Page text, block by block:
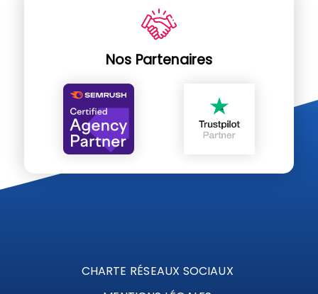
Nos Partenaires
CHARTE RÉSEAUX SOCIAUX